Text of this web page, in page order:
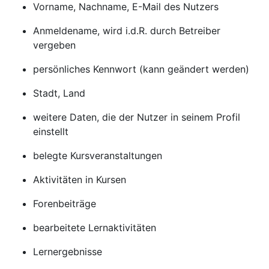
Vorname, Nachname, E-Mail des Nutzers
Anmeldename, wird i.d.R. durch Betreiber
vergeben
persönliches Kennwort (kann geändert werden)
Stadt, Land
weitere Daten, die der Nutzer in seinem Profil
einstellt
belegte Kursveranstaltungen
Aktivitäten in Kursen
Forenbeiträge
bearbeitete Lernaktivitäten
Lernergebnisse